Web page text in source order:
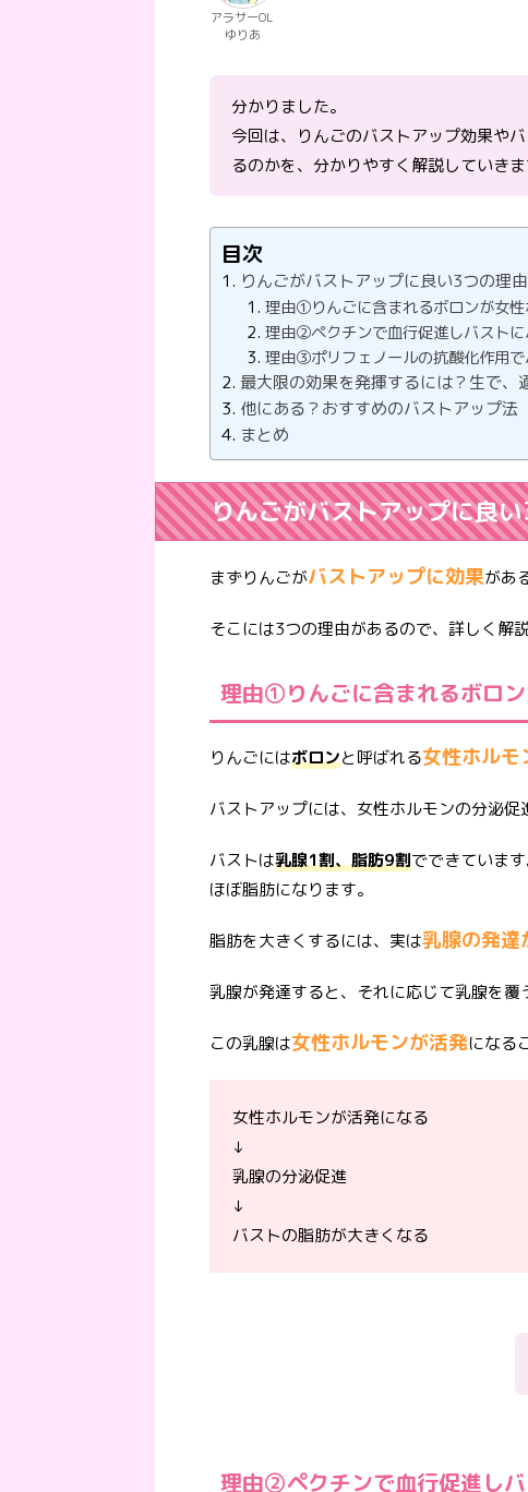
アラサーOL
ゆりあ
分かりました。
今回は、りんごのバストアップ効果や
るのかを、分かりやすく解説していきま
目次
りんごがバストアップに良い3つの理由
理由①りんごに含まれるボロンが女
理由②ペクチンで血行促進しバストに
理由③ポリフェノールの抗酸化作用
最大限の効果を発揮するには？生で、
他にある？おすすめのバストアップ法
まとめ
りんごがバストアップに良
まずりんごがバストアップに効果があ
そこには3つの理由があるので、詳しく解
理由①りんごに含まれるボロ
りんごにはボロンと呼ばれる女性ホルモ
バストアップには、女性ホルモンの分泌促
バストは乳腺1割、脂肪9割でできています
ほぼ脂肪になります。
脂肪を大きくするには、実は乳腺の発達
乳腺が発達すると、それに応じて乳腺を覆
この乳腺は女性ホルモンが活発になる
女性ホルモンが活発になる
↓
乳腺の分泌促進
↓
バストの脂肪が大きくなる
理由②ペクチンで血行促進し